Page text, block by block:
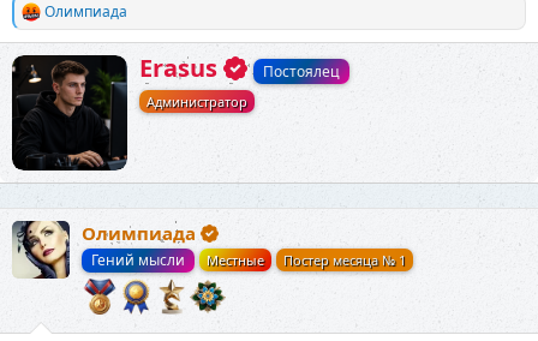
Р
е
а
ц
и
и
Олимпиада
А
в
т
Erasus Постоялец
Администратор
Олимпиада
Гений мысли Местные Постер месяца № 1